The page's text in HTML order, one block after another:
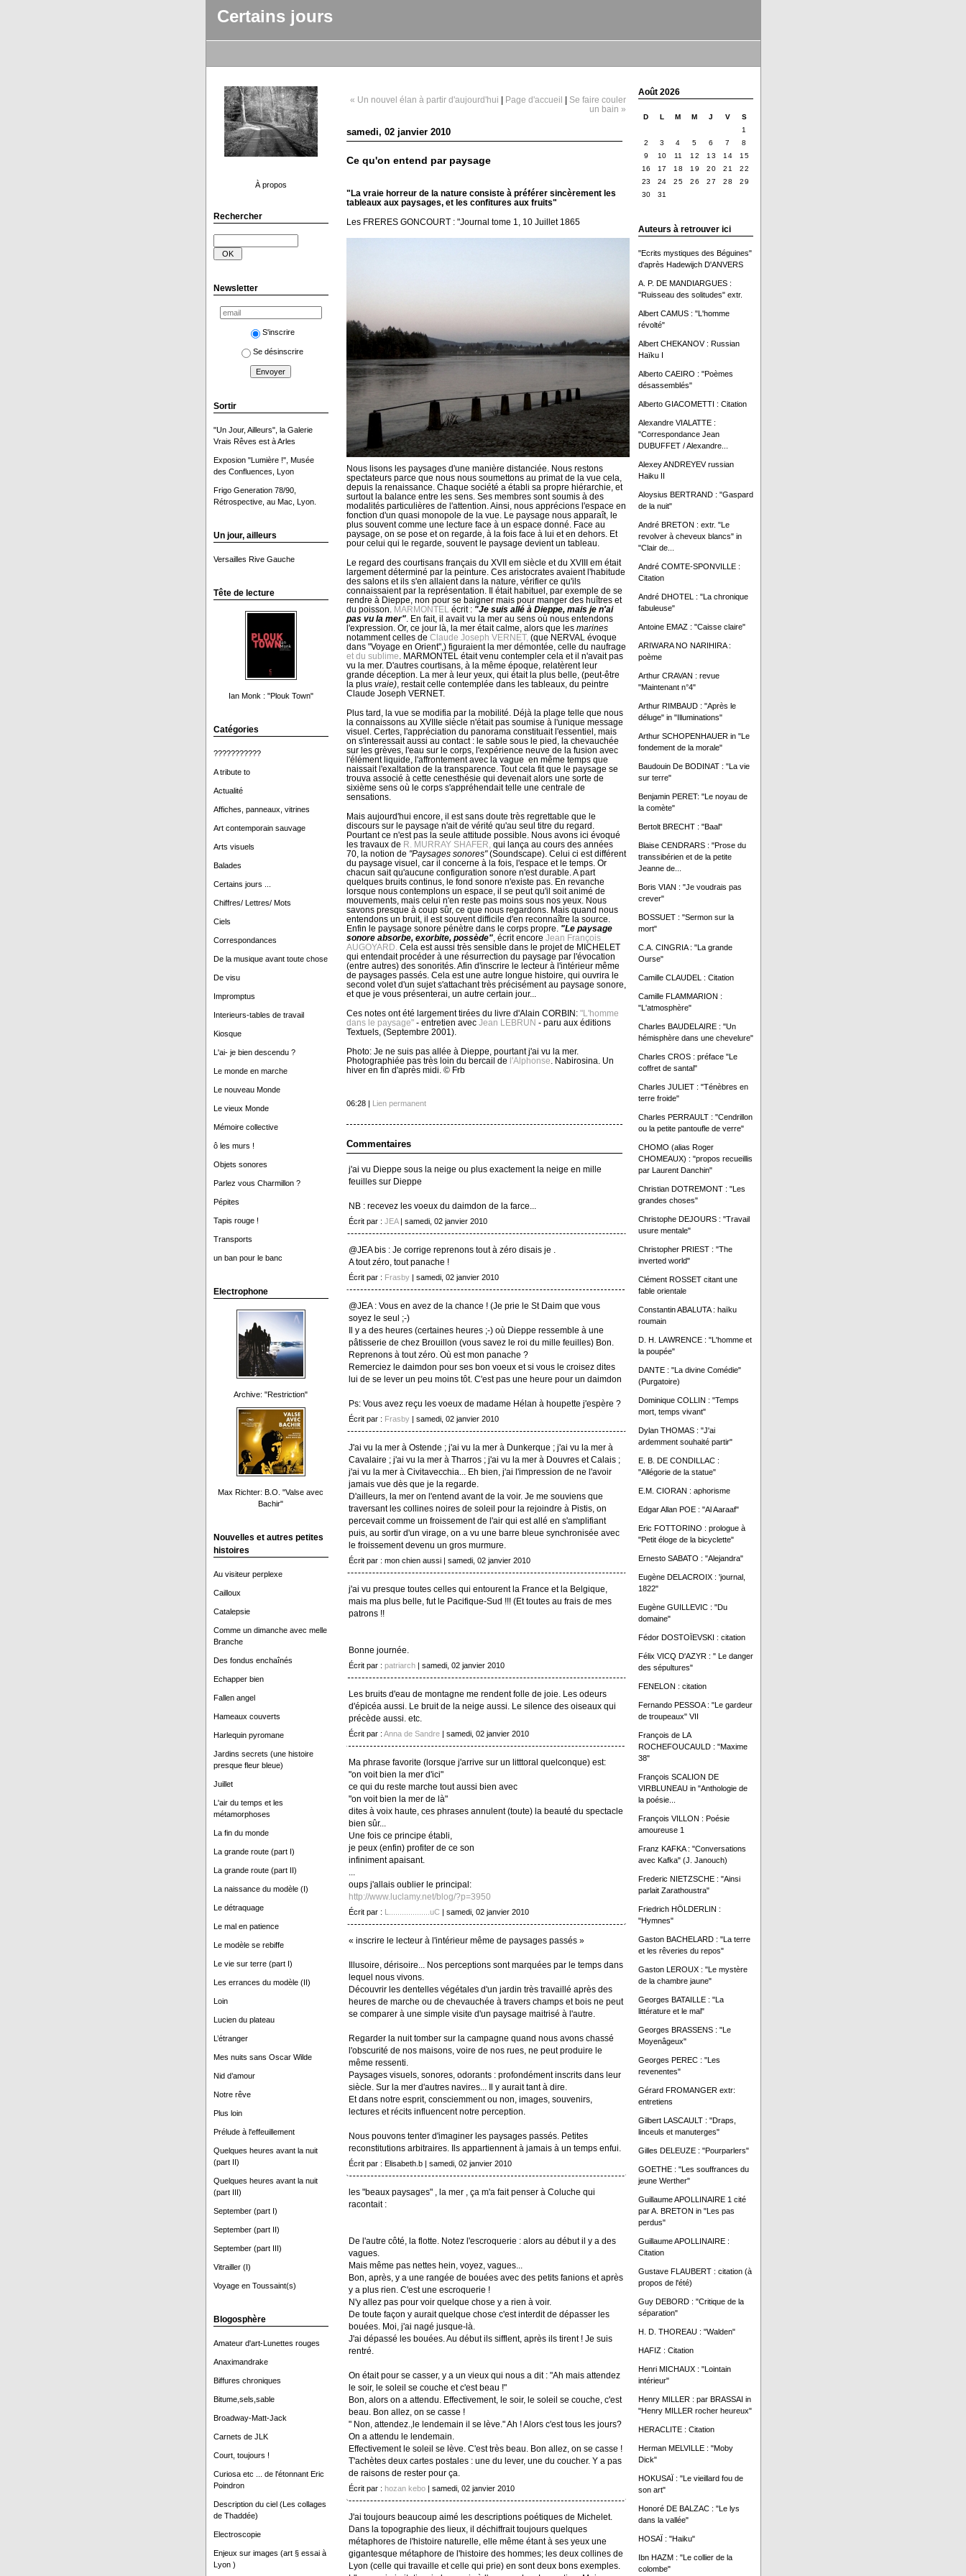
Certains jours
À propos
Rechercher
Newsletter
S'inscrire
Se désinscrire
Sortir
"Un Jour, Ailleurs", la Galerie
Vrais Rêves est à Arles
Exposion "Lumière !", Musée
des Confluences, Lyon
Frigo Generation 78/90,
Rétrospective, au Mac, Lyon.
Un jour, ailleurs
Versailles Rive Gauche
Tête de lecture
Ian Monk : "Plouk Town"
Catégories
???????????
A tribute to
Actualité
Affiches, panneaux, vitrines
Art contemporain sauvage
Arts visuels
Balades
Certains jours ...
Chiffres/ Lettres/ Mots
Ciels
Correspondances
De la musique avant toute chose
De visu
Impromptus
Interieurs-tables de travail
Kiosque
L'ai- je bien descendu ?
Le monde en marche
Le nouveau Monde
Le vieux Monde
Mémoire collective
ô les murs !
Objets sonores
Parlez vous Charmillon ?
Pépites
Tapis rouge !
Transports
un ban pour le banc
Electrophone
Archive: "Restriction"
Max Richter: B.O. "Valse avec
Bachir"
Nouvelles et autres petites
histoires
Au visiteur perplexe
Cailloux
Catalepsie
Comme un dimanche avec melle
Branche
Des fondus enchaînés
Echapper bien
Fallen angel
Hameaux couverts
Harlequin pyromane
Jardins secrets (une histoire
presque fleur bleue)
Juillet
L'air du temps et les
métamorphoses
La fin du monde
La grande route (part I)
La grande route (part II)
La naissance du modèle (I)
Le détraquage
Le mal en patience
Le modèle se rebiffe
Le vie sur terre (part I)
Les errances du modèle (II)
Loin
Lucien du plateau
L’étranger
Mes nuits sans Oscar Wilde
Nid d’amour
Notre rêve
Plus loin
Prélude à l'effeuillement
Quelques heures avant la nuit
(part II)
Quelques heures avant la nuit
(part III)
September (part I)
September (part II)
September (part III)
Vitrailler (I)
Voyage en Toussaint(s)
Blogosphère
Amateur d'art-Lunettes rouges
Anaximandrake
Biffures chroniques
Bitume,sels,sable
Broadway-Matt-Jack
Carnets de JLK
Court, toujours !
Curiosa etc ... de l'étonnant Eric
Poindron
Description du ciel (Les collages
de Thaddée)
Electroscopie
Enjeux sur images (art § essai à
Lyon )
Août 2026
D L M M J V
S
1
2
3 4 5 6 7
8
9
10 11 12 13 14
15
16
17 18 19 20 21
22
23
24 25 26 27 28
29
30
31
Auteurs à retrouver ici
"Ecrits mystiques des Béguines"
d'après Hadewijch D'ANVERS
A. P. DE MANDIARGUES :
"Ruisseau des solitudes" extr.
Albert CAMUS : "L'homme
révolté"
Albert CHEKANOV : Russian
Haïku I
Alberto CAEIRO : "Poèmes
désassemblés"
Alberto GIACOMETTI : Citation
Alexandre VIALATTE :
"Correspondance Jean
DUBUFFET / Alexandre...
Alexey ANDREYEV russian
Haiku II
Aloysius BERTRAND : "Gaspard
de la nuit"
André BRETON : extr. "Le
revolver à cheveux blancs" in
"Clair de...
André COMTE-SPONVILLE :
Citation
André DHOTEL : "La chronique
fabuleuse"
Antoine EMAZ : "Caisse claire"
ARIWARA NO NARIHIRA :
poème
Arthur CRAVAN : revue
"Maintenant n°4"
Arthur RIMBAUD : "Après le
déluge" in "Illuminations"
Arthur SCHOPENHAUER in "Le
fondement de la morale"
Baudouin De BODINAT : "La vie
sur terre"
Benjamin PERET: "Le noyau de
la comète"
Bertolt BRECHT : "Baal"
Blaise CENDRARS : "Prose du
transsibérien et de la petite
Jeanne de...
Boris VIAN : "Je voudrais pas
crever"
BOSSUET : "Sermon sur la
mort"
C.A. CINGRIA : "La grande
Ourse"
Camille CLAUDEL : Citation
Camille FLAMMARION :
"L'atmosphère"
Charles BAUDELAIRE : "Un
hémisphère dans une chevelure"
Charles CROS : préface "Le
coffret de santal"
Charles JULIET : "Ténèbres en
terre froide"
Charles PERRAULT : "Cendrillon
ou la petite pantoufle de verre"
CHOMO (alias Roger
CHOMEAUX) : "propos recueillis
par Laurent Danchin"
Christian DOTREMONT : "Les
grandes choses"
Christophe DEJOURS : "Travail
usure mentale"
Christopher PRIEST : "The
inverted world"
Clément ROSSET citant une
fable orientale
Constantin ABALUTA : haïku
roumain
D. H. LAWRENCE : "L'homme et
la poupée"
DANTE : "La divine Comédie"
(Purgatoire)
Dominique COLLIN : "Temps
mort, temps vivant"
Dylan THOMAS : "J'ai
ardemment souhaité partir"
E. B. DE CONDILLAC :
"Allégorie de la statue"
E.M. CIORAN : aphorisme
Edgar Allan POE : "Al Aaraaf"
Eric FOTTORINO : prologue à
"Petit éloge de la bicyclette"
Ernesto SABATO : "Alejandra"
Eugène DELACROIX : 'journal,
1822"
Eugène GUILLEVIC : "Du
domaine"
Fédor DOSTOÏEVSKI : citation
Félix VICQ D'AZYR : " Le danger
des sépultures"
FENELON : citation
Fernando PESSOA : "Le gardeur
de troupeaux" VII
François de LA
ROCHEFOUCAULD : "Maxime
38"
François SCALION DE
VIRBLUNEAU in "Anthologie de
la poésie...
François VILLON : Poésie
amoureuse 1
Franz KAFKA : "Conversations
avec Kafka" (J. Janouch)
Frederic NIETZSCHE : "Ainsi
parlait Zarathoustra"
Friedrich HÖLDERLIN :
"Hymnes"
Gaston BACHELARD : "La terre
et les rêveries du repos"
Gaston LEROUX : "Le mystère
de la chambre jaune"
Georges BATAILLE : "La
littérature et le mal"
Georges BRASSENS : "Le
Moyenâgeux"
Georges PEREC : "Les
revenentes"
Gérard FROMANGER extr:
entretiens
Gilbert LASCAULT : "Draps,
linceuls et manuterges"
Gilles DELEUZE : "Pourparlers"
GOETHE : "Les souffrances du
jeune Werther"
Guillaume APOLLINAIRE 1 cité
par A. BRETON in "Les pas
perdus"
Guillaume APOLLINAIRE :
Citation
Gustave FLAUBERT : citation (à
propos de l'été)
Guy DEBORD : "Critique de la
séparation"
H. D. THOREAU : "Walden"
HAFIZ : Citation
Henri MICHAUX : "Lointain
intérieur"
Henry MILLER : par BRASSAI in
"Henry MILLER rocher heureux"
HERACLITE : Citation
Herman MELVILLE : "Moby
Dick"
HOKUSAÏ : "Le vieillard fou de
son art"
Honoré DE BALZAC : "Le lys
dans la vallée"
HOSAÏ : "Haiku"
Ibn HAZM : "Le collier de la
colombe"
« Un nouvel élan à partir d'aujourd'hui | Page d'accueil | Se faire couler
un bain »
samedi, 02 janvier 2010
Ce qu'on entend par paysage
"La vraie horreur de la nature consiste à préférer sincèrement les
tableaux aux paysages, et les confitures aux fruits"
Les FRERES GONCOURT : "Journal tome 1, 10 Juillet 1865
Nous lisons les paysages d'une manière distanciée. Nous restons
spectateurs parce que nous nous soumettons au primat de la vue cela,
depuis la renaissance. Chaque société a établi sa propre hiérarchie, et
surtout la balance entre les sens. Ses membres sont soumis à des
modalités particulières de l'attention. Ainsi, nous apprécions l'espace en
fonction d'un quasi monopole de la vue. Le paysage nous apparaît, le
plus souvent comme une lecture face à un espace donné. Face au
paysage, on se pose et on regarde, à la fois face à lui et en dehors. Et
pour celui qui le regarde, souvent le paysage devient un tableau.
Le regard des courtisans français du XVII em siècle et du XVIII em était
largement déterminé par la peinture. Ces aristocrates avaient l'habitude
des salons et ils s'en allaient dans la nature, vérifier ce qu'ils
connaissaient par la représentation. Il était habituel, par exemple de se
rendre à Dieppe, non pour se baigner mais pour manger des huîtres et
du poisson.
MARMONTEL écrit : "Je suis allé à Dieppe, mais je n'ai
pas vu la mer". En fait, il avait vu la mer au sens où nous entendons
l'expression. Or, ce jour là, la mer était calme, alors que les marines
notamment celles de Claude Joseph VERNET, (que NERVAL évoque
dans "Voyage en Orient",) figuraient la mer démontée, celle du naufrage
et du sublime . MARMONTEL était venu contempler cela et il n'avait pas
vu la mer. D'autres courtisans, à la même époque, relatèrent leur
grande déception. La mer à leur yeux, qui était la plus belle, (peut-être
la plus vraie), restait celle contemplée dans les tableaux, du peintre
Claude Joseph VERNET.
Plus tard, la vue se modifia par la mobilité. Déjà la plage telle que nous
la connaissons au XVIIIe siècle n'était pas soumise à l'unique message
visuel. Certes, l'appréciation du panorama constituait l'essentiel, mais
on s'interessait aussi au contact : le sable sous le pied, la chevauchée
sur les grèves, l'eau sur le corps, l'expérience neuve de la fusion avec
l'élément liquide, l'affrontement avec la vague en même temps que
naissait l'exaltation de la transparence. Tout cela fit que le paysage se
trouva associé à cette cenesthésie qui devenait alors une sorte de
sixième sens où le corps s'appréhendait telle une centrale de
sensations.
Mais aujourd'hui encore, il est sans doute très regrettable que le
discours sur le paysage n'ait de vérité qu'au seul titre du regard.
Pourtant ce n'est pas la seule attitude possible. Nous avons ici évoqué
les travaux de R. MURRAY SHAFER, qui lança au cours des années
70, la notion de "Paysages sonores"(Soundscape). Celui ci est différent
du paysage visuel, car il concerne à la fois, l'espace et le temps. Or
chacun sait qu'aucune configuration sonore n'est durable. A part
quelques bruits continus, le fond sonore n'existe pas. En revanche
lorsque nous contemplons un espace, il se peut qu'il soit animé de
mouvements, mais celui n'en reste pas moins sous nos yeux. Nous
savons presque à coup sûr, ce que nous regardons. Mais quand nous
entendons un bruit, il est souvent difficile d'en reconnaître la source.
Enfin le paysage sonore pénètre dans le corps propre.
"Le paysage
sonore absorbe, exorbite, possède", écrit encore Jean François
AUGOYARD. Cela est aussi très sensible dans le projet de MICHELET
qui entendait procéder à une résurrection du paysage par l'évocation
(entre autres) des sonorités. Afin d'inscrire le lecteur à l'intérieur même
de paysages passés. Cela est une autre longue histoire, qui ouvrira le
second volet d'un sujet s'attachant très précisément au paysage sonore,
et que je vous présenterai, un autre certain jour...
Ces notes ont été largement tirées du livre d'Alain CORBIN: "L'homme
dans le paysage"- entretien avec Jean LEBRUN - paru aux éditions
Textuels, (Septembre 2001).
Photo: Je ne suis pas allée à Dieppe, pourtant j'ai vu la mer.
Photographiée pas très loin du bercail de l'Alphonse . Nabirosina. Un
hiver en fin d'après midi. © Frb
06:28 | Lien permanent
Commentaires
j'ai vu Dieppe sous la neige ou plus exactement la neige en mille
feuilles sur Dieppe
NB : recevez les voeux du daimdon de la farce...
Écrit par : JEA| samedi, 02 janvier 2010
@JEA bis : Je corrige reprenons tout à zéro disais je .
A tout zéro, tout panache !
Écrit par : Frasby| samedi, 02 janvier 2010
@JEA : Vous en avez de la chance ! (Je prie le St Daim que vous
soyez le seul ;-)
Il y a des heures (certaines heures ;-) où Dieppe ressemble à une
pâtisserie de chez Brouillon (vous savez le roi du mille feuilles) Bon.
Reprenons à tout zéro. Où est mon panache ?
Remerciez le daimdon pour ses bon voeux et si vous le croisez dites
lui de se lever un peu moins tôt. C'est pas une heure pour un daimdon
Ps: Vous avez reçu les voeux de madame Hélan à houpette j'espère ?
Écrit par : Frasby| samedi, 02 janvier 2010
J'ai vu la mer à Ostende ; j'ai vu la mer à Dunkerque ; j'ai vu la mer à
Cavalaire ; j'ai vu la mer à Tharros ; j'ai vu la mer à Douvres et Calais ;
j'ai vu la mer à Civitavecchia... Eh bien, j'ai l'impression de ne l'avoir
jamais vue dès que je la regarde.
D'ailleurs, la mer on l'entend avant de la voir. Je me souviens que
traversant les collines noires de soleil pour la rejoindre à Pistis, on
percevait comme un froissement de l'air qui est allé en s'amplifiant
puis, au sortir d'un virage, on a vu une barre bleue synchronisée avec
le froissement devenu un gros murmure.
Écrit par : mon chien aussi | samedi, 02 janvier 2010
j'ai vu presque toutes celles qui entourent la France et la Belgique,
mais ma plus belle, fut le Pacifique-Sud !!! (Et toutes au frais de mes
patrons !!
Bonne journée.
Écrit par : patriarch| samedi, 02 janvier 2010
Les bruits d'eau de montagne me rendent folle de joie. Les odeurs
d'épicéa aussi. Le bruit de la neige aussi. Le silence des oiseaux qui
précède aussi. etc.
Écrit par : Anna de Sandre| samedi, 02 janvier 2010
Ma phrase favorite (lorsque j'arrive sur un litttoral quelconque) est:
"on voit bien la mer d'ici"
ce qui du reste marche tout aussi bien avec
"on voit bien la mer de là"
dites à voix haute, ces phrases annulent (toute) la beauté du spectacle
bien sûr...
Une fois ce principe établi,
je peux (enfin) profiter de ce son
infiniment apaisant.
oups j'allais oublier le principal:
http://www.luclamy.net/blog/?p=3950
Écrit par : L...................uC| samedi, 02 janvier 2010
« inscrire le lecteur à l'intérieur même de paysages passés »
Illusoire, dérisoire... Nos perceptions sont marquées par le temps dans
lequel nous vivons.
Découvrir les dentelles végétales d'un jardin très travaillé après des
heures de marche ou de chevauchée à travers champs et bois ne peut
se comparer à une simple visite d'un paysage maitrisé à l'autre.
Regarder la nuit tomber sur la campagne quand nous avons chassé
l'obscurité de nos maisons, voire de nos rues, ne peut produire le
même ressenti.
Paysages visuels, sonores, odorants : profondément inscrits dans leur
siècle. Sur la mer d'autres navires... Il y aurait tant à dire.
Et dans notre esprit, consciemment ou non, images, souvenirs,
lectures et récits influencent notre perception.
Nous pouvons tenter d'imaginer les paysages passés. Petites
reconstitutions arbitraires. Ils appartiennent à jamais à un temps enfui.
Écrit par : Elisabeth.b | samedi, 02 janvier 2010
les "beaux paysages" , la mer , ça m'a fait penser à Coluche qui
racontait :
De l'autre côté, la flotte. Notez l'escroquerie : alors au début il y a des
vagues.
Mais même pas nettes hein, voyez, vagues...
Bon, après, y a une rangée de bouées avec des petits fanions et après
y a plus rien. C'est une escroquerie !
N'y allez pas pour voir quelque chose y a rien à voir.
De toute façon y aurait quelque chose c'est interdit de dépasser les
bouées. Moi, j'ai nagé jusque-là.
J'ai dépassé les bouées. Au début ils sifflent, après ils tirent ! Je suis
rentré.
On était pour se casser, y a un vieux qui nous a dit : "Ah mais attendez
le soir, le soleil se couche et c'est beau !"
Bon, alors on a attendu. Effectivement, le soir, le soleil se couche, c'est
beau. Bon allez, on se casse !
" Non, attendez.,le lendemain il se lève." Ah ! Alors c'est tous les jours?
On a attendu le lendemain.
Effectivement le soleil se lève. C'est très beau. Bon allez, on se casse !
T'achètes deux cartes postales : une du lever, une du coucher. Y a pas
de raisons de rester pour ça.
Écrit par : hozan kebo| samedi, 02 janvier 2010
J'ai toujours beaucoup aimé les descriptions poétiques de Michelet.
Dans la topographie des lieux, il déchiffrait toujours quelques
métaphores de l'histoire naturelle, elle même étant à ses yeux une
gigantesque métaphore de l'histoire des hommes; les deux collines de
Lyon (celle qui travaille et celle qui prie) en sont deux bons exemples.